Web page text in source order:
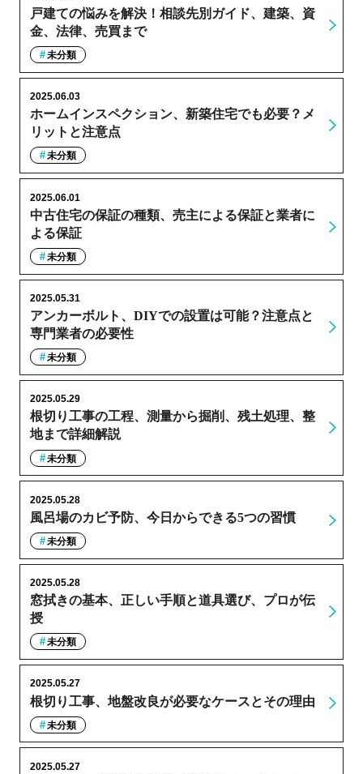
戸建ての悩みを解決！相談先別ガイド、建築、資
金、法律、売買まで
未分類
ホームインスペクション、新築住宅でも必要？メ
リットと注意点
2025.06.03
未分類
中古住宅の保証の種類、売主による保証と業者に
よる保証
2025.06.01
未分類
アンカーボルト、DIYでの設置は可能？注意点と
専門業者の必要性
2025.05.31
未分類
根切り工事の工程、測量から掘削、残土処理、整
地まで詳細解説
2025.05.29
未分類
風呂場のカビ予防、今日からできる5つの習慣
2025.05.28
未分類
窓拭きの基本、正しい手順と道具選び、プロが伝
授
2025.05.28
未分類
根切り工事、地盤改良が必要なケースとその理由
2025.05.27
未分類
2025.05.27